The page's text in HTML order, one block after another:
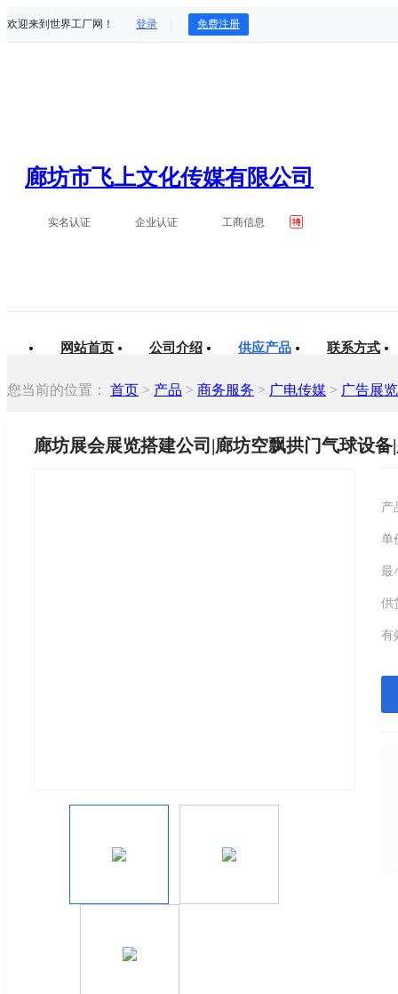
欢迎来到世界工厂网！ 登录 免费注册
廊坊市飞上文化传媒有限公司
实名认证 企业认证 工商信息
网站首页 公司介绍 供应产品 联系方式
您当前的位置： 首页 > 产品 > 商务服务 > 广电传媒 > 广告展
廊坊展会展览搭建公司|廊坊空飘拱门气球设
产
单
最
供
有